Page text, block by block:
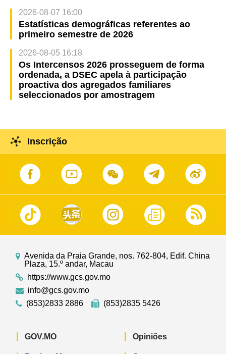
2026-08-07 16:00
Estatísticas demográficas referentes ao
primeiro semestre de 2026
2026-08-05 16:18
Os Intercensos 2026 prosseguem de forma
ordenada, a DSEC apela à participação
proactiva dos agregados familiares
seleccionados por amostragem
Inscrição
Avenida da Praia Grande, nos. 762-804, Edif. China
Plaza, 15.º andar, Macau
https://www.gcs.gov.mo
info@gcs.gov.mo
(853)2833 2886
(853)2835 5426
GOV.MO Opiniões